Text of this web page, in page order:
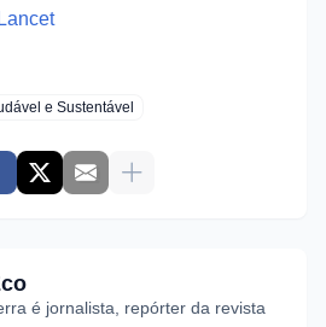
e Sustentável
é jornalista, repórter da revista